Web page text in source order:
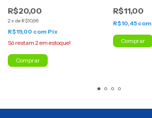
R$20,00
2x de R$10,96
R$19,00 com Pix
Só restam 2em estoque!
Comprar
R$11,00
R$10,45 com